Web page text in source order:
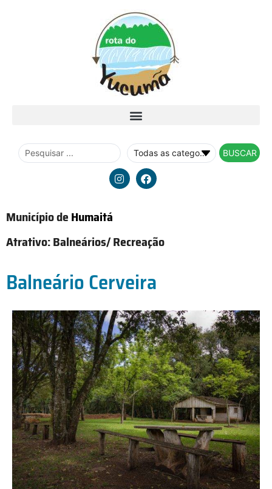
BUSCAR
Município deHumaitá
Atrativo:Balneários/ Recreação
Balneário Cerveira